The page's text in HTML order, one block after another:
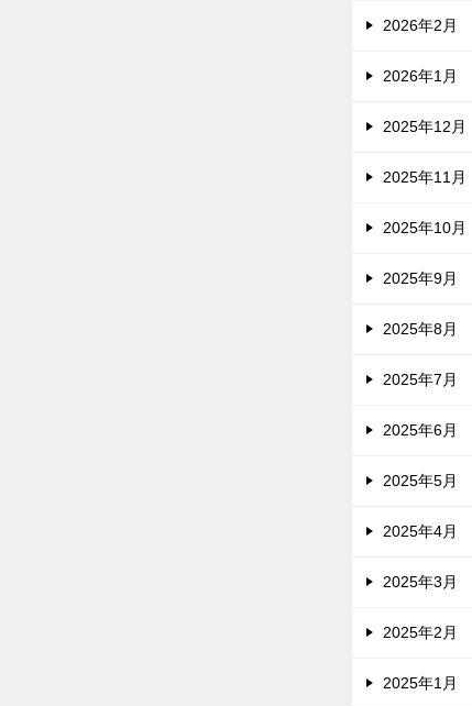
2026年2月
2026年1月
2025年12月
2025年11月
2025年10月
2025年9月
2025年8月
2025年7月
2025年6月
2025年5月
2025年4月
2025年3月
2025年2月
2025年1月